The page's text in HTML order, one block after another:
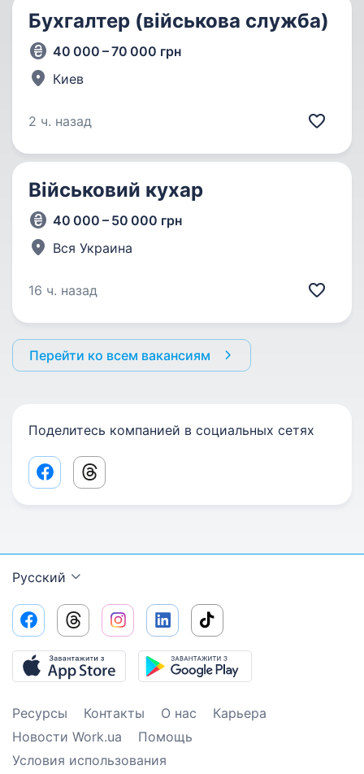
Бухгалтер (військова служба)
40 000 – 70 000 грн
Киев
2 ч. назад
Військовий кухар
40 000 – 50 000 грн
Вся Украина
16 ч. назад
Перейти ко всем вакансиям
Поделитесь компанией в социальных сетях
Facebook share link
Threads share link
Русский
Ресурсы Контакты О нас
Карьера
Новости Work.ua
Помощь
Условия использования